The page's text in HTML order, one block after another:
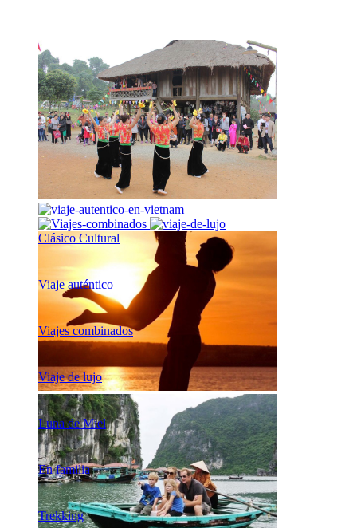
Clásico Cultural
Viaje auténtico
Viajes combinados
Viaje de lujo
Luna de Miel
En familia
Trekking